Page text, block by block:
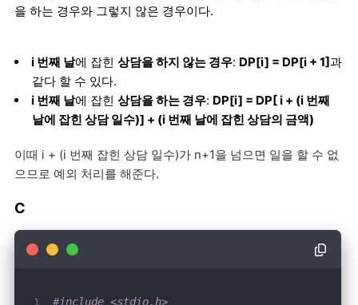
을 하는 경우와 그렇지 않은 경우이다.
i 번째 날에 잡힌 상담을 하지 않는 경우: DP[i] = DP[i + 1]과
같다 할 수 있다.
i 번째 날에 잡힌 상담을 하는 경우: DP[i] = DP[ i + (i 번째
날에 잡힌 상담 일수)] + (i 번째 날에 잡힌 상담의 금액)
이때 i + (i 번째 잡힌 상담 일수)가 n+1을 넘으면 일을 할 수 없
으므로 예외 처리를 해준다.
C
#include <stdio.h>